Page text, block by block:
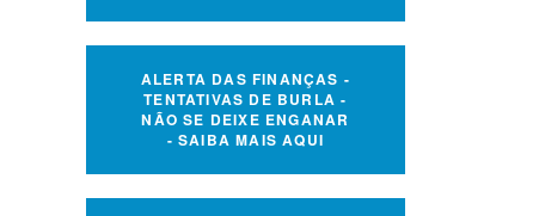
ALERTA DAS FINANÇAS -
TENTATIVAS DE BURLA -
NÃO SE DEIXE ENGANAR
- SAIBA MAIS AQUI